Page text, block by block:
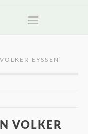
VOLKER EYSSEN ’
VOLKER